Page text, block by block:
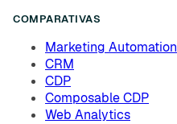
COMPARATIVAS
Marketing Automation
CRM
CDP
Composable CDP
Web Analytics